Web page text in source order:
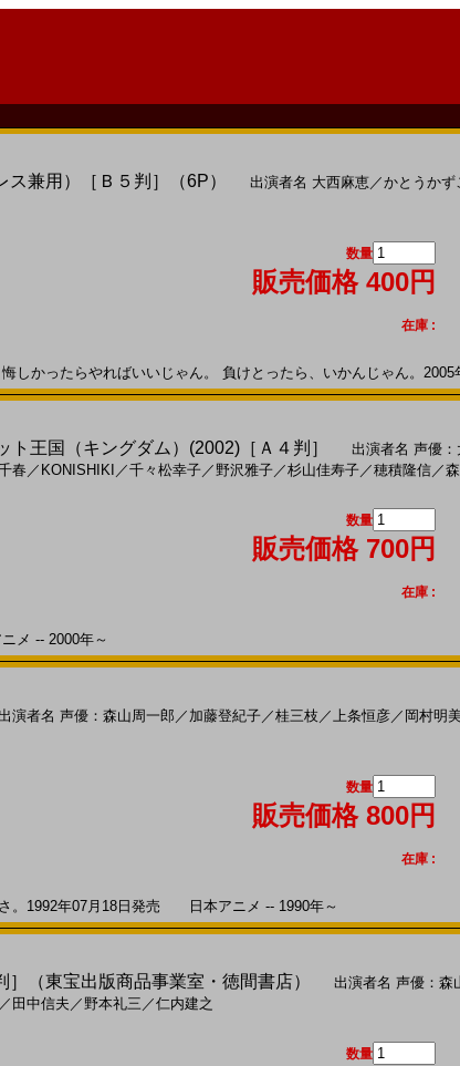
兼用）［Ｂ５判］（6P） 出演者名 大西麻恵／かとうかず
数量
販売価格 400円
在庫 :
かったらやればいいじゃん。 負けとったら、いかんじゃん。
王国（キングダム）(2002)［Ａ４判］ 出演者名 声優：
春 ／ KONISHIKI ／千々松幸子／ 野沢雅子／杉山佳寿子／穂積隆信／
数量
販売価格 700円
在庫 :
-- 2000年～
者名 声優：森山周一郎 ／ 加藤登紀子／桂三枝 ／上条恒彦／ 岡村明
数量
販売価格 800円
在庫 :
。1992年07月18日発売 日本アニメ -- 1990年～
（東宝出版商品事業室・徳間書店） 出演者名 声優：森
／ 田中信夫 ／ 野本礼三 ／仁内建之
数量